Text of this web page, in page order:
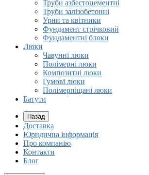
Труби азбестоцементні
Труби залізобетонні
Урни та квітники
Фундамент стрічковий
Фундаментні блоки
Люки
Чавунні люки
Полімерні люки
Композитні люки
Гумові люки
Полімерпіщані люки
Батути
Назад
Доставка
Юридична інформація
Про компанію
Контакти
Блог